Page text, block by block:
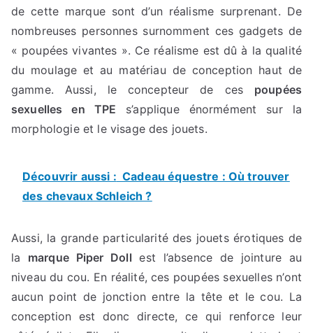
de cette marque sont d’un réalisme surprenant. De
nombreuses personnes surnomment ces gadgets de
« poupées vivantes ». Ce réalisme est dû à la qualité
du moulage et au matériau de conception haut de
gamme. Aussi, le concepteur de ces poupées
sexuelles en TPE s’applique énormément sur la
morphologie et le visage des jouets.
Découvrir aussi : Cadeau équestre : Où trouver
des chevaux Schleich ?
Aussi, la grande particularité des jouets érotiques de
la marque Piper Doll est l’absence de jointure au
niveau du cou. En réalité, ces poupées sexuelles n’ont
aucun point de jonction entre la tête et le cou. La
conception est donc directe, ce qui renforce leur